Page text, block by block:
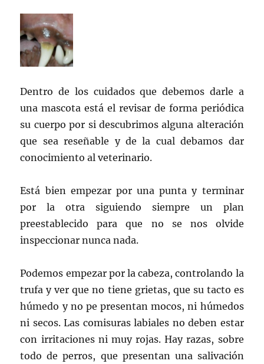
Dentro de los cuidados que debemos darle a
una mascota está el revisar de forma periódica
su cuerpo por si descubrimos alguna alteración
que sea reseñable y de la cual debamos dar
conocimiento al veterinario.
Está bien empezar por una punta y terminar
por la otra siguiendo siempre un plan
preestablecido para que no se nos olvide
inspeccionar nunca nada.
Podemos empezar por la cabeza, controlando la
trufa y ver que no tiene grietas, que su tacto es
húmedo y no pe presentan mocos, ni húmedos
ni secos. Las comisuras labiales no deben estar
con irritaciones ni muy rojas. Hay razas, sobre
todo de perros, que presentan una salivación